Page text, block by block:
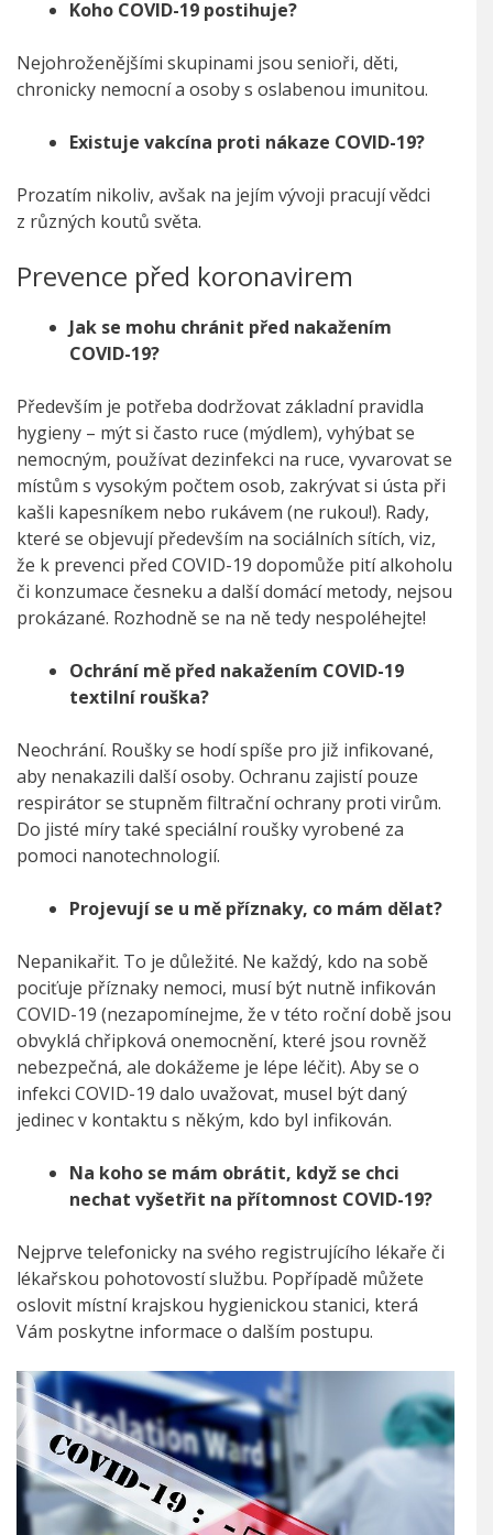
Koho COVID-19 postihuje?
Nejohroženějšími skupinami jsou senioři, děti,
chronicky nemocní a osoby s oslabenou imunitou.
Existuje vakcína proti nákaze COVID-19?
Prozatím nikoliv, avšak na jejím vývoji pracují vědci
z různých koutů světa.
Prevence před koronavirem
Jak se mohu chránit před nakažením
COVID-19?
Především je potřeba dodržovat základní pravidla
hygieny – mýt si často ruce (mýdlem), vyhýbat se
nemocným, používat dezinfekci na ruce, vyvarovat se
místům s vysokým počtem osob, zakrývat si ústa při
kašli kapesníkem nebo rukávem (ne rukou!). Rady,
které se objevují především na sociálních sítích, viz,
že k prevenci před COVID-19 dopomůže pití alkoholu
či konzumace česneku a další domácí metody, nejsou
prokázané. Rozhodně se na ně tedy nespoléhejte!
Ochrání mě před nakažením COVID-19
textilní rouška?
Neochrání. Roušky se hodí spíše pro již infikované,
aby nenakazili další osoby. Ochranu zajistí pouze
respirátor se stupněm filtrační ochrany proti virům.
Do jisté míry také speciální roušky vyrobené za
pomoci nanotechnologií.
Projevují se u mě příznaky, co mám dělat?
Nepanikařit. To je důležité. Ne každý, kdo na sobě
pociťuje příznaky nemoci, musí být nutně infikován
COVID-19 (nezapomínejme, že v této roční době jsou
obvyklá chřipková onemocnění, které jsou rovněž
nebezpečná, ale dokážeme je lépe léčit). Aby se o
infekci COVID-19 dalo uvažovat, musel být daný
jedinec v kontaktu s někým, kdo byl infikován.
Na koho se mám obrátit, když se chci
nechat vyšetřit na přítomnost COVID-19?
Nejprve telefonicky na svého registrujícího lékaře či
lékařskou pohotovostí službu. Popřípadě můžete
oslovit místní krajskou hygienickou stanici, která
Vám poskytne informace o dalším postupu.